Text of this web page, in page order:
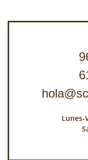
Lunes-